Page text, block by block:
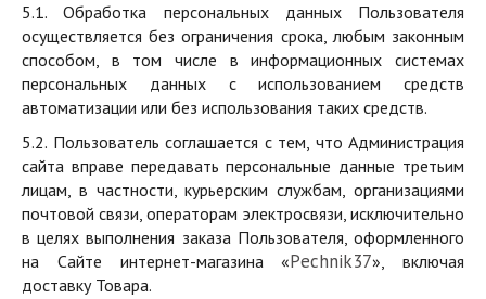
5.1. Обработка персональных данных Пользователя
осуществляется без ограничения срока, любым законным
способом, в том числе в информационных системах
персональных данных с использованием средств
автоматизации или без использования таких средств.
5.2. Пользователь соглашается с тем, что Администрация
сайта вправе передавать персональные данные третьим
лицам, в частности, курьерским службам, организациями
почтовой связи, операторам электросвязи, исключительно
в целях выполнения заказа Пользователя, оформленного
на Сайте интернет-магазина «Pechnik37», включая
доставку Товара.